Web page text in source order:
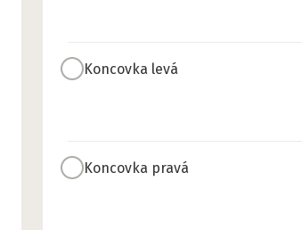
Koncovka levá
Koncovka pravá